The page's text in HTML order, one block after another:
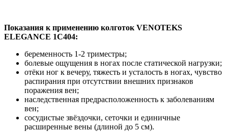
Показания к применению колготок VENOTEKS
ELEGANCE 1С404:
беременность 1-2 триместры;
болевые ощущения в ногах после статической нагрузки;
отёки ног к вечеру, тяжесть и усталость в ногах, чувство
распирания при отсутствии внешних признаков
поражения вен;
наследственная предрасположенность к заболеваниям
вен;
сосудистые звёздочки, сеточки и единичные
расширенные вены (длиной до 5 см).